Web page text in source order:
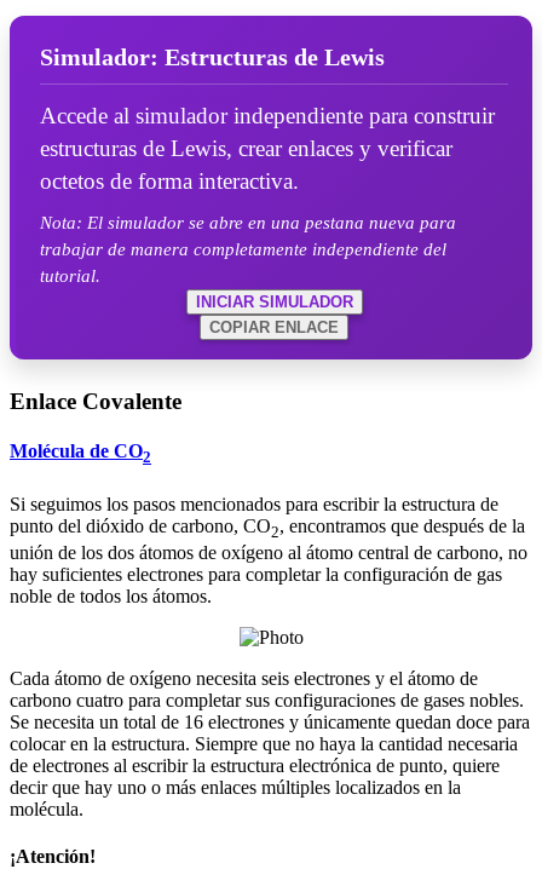
Simulador: Estructuras de Lewis
Accede al simulador independiente para construir
estructuras de Lewis, crear enlaces y verificar
octetos de forma interactiva.
Nota: El simulador se abre en una pestana nueva para
trabajar de manera completamente independiente del
tutorial.
INICIAR SIMULADOR
COPIAR ENLACE
Enlace Covalente
Molécula de CO2
Si seguimos los pasos mencionados para escribir la estructura de
punto del dióxido de carbono, CO2, encontramos que después de la
unión de los dos átomos de oxígeno al átomo central de carbono, no
hay suficientes electrones para completar la configuración de gas
noble de todos los átomos.
Cada átomo de oxígeno necesita seis electrones y el átomo de
carbono cuatro para completar sus configuraciones de gases nobles.
Se necesita un total de 16 electrones y únicamente quedan doce para
colocar en la estructura. Siempre que no haya la cantidad necesaria
de electrones al escribir la estructura electrónica de punto, quiere
decir que hay uno o más enlaces múltiples localizados en la
molécula.
¡Atención!